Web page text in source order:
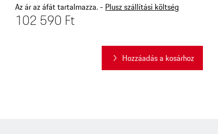
Az ár az áfát tartalmazza. - Plusz szállítási költség
102 590 Ft
Hozzáadás a kosárhoz